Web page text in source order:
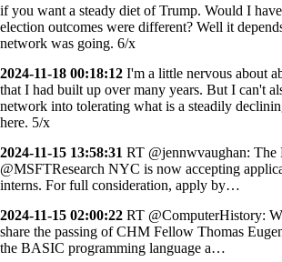
if you want a steady diet of Trump. Would I
election outcomes were different? Well it
network was going. 6/x
2024-11-18 00:18:12 I'm a little nervous about
that I had built up over many years. But I can't
network into tolerating what is a steadily
here. 5/x
2024-11-15 13:58:31 RT @jennwvaughan: The
@MSFTResearch NYC is now accepting
interns. For full consideration, apply by…
2024-11-15 02:00:22 RT @ComputerHistory:
share the passing of CHM Fellow Thomas
the BASIC programming language a…